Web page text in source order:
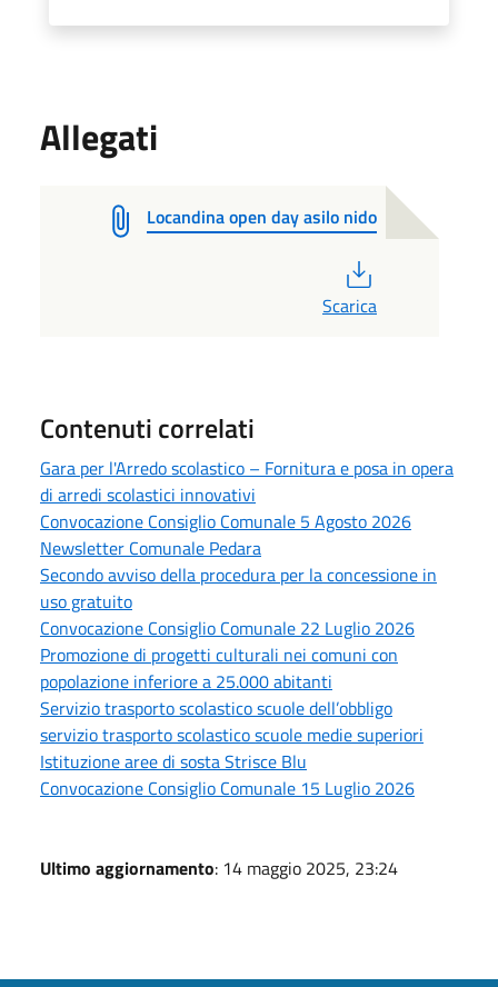
Allegati
Locandina open day asilo nido
Scarica
Contenuti correlati
Gara per l'Arredo scolastico – Fornitura e posa in opera
di arredi scolastici innovativi
Convocazione Consiglio Comunale 5 Agosto 2026
Newsletter Comunale Pedara
Secondo avviso della procedura per la concessione in
uso gratuito
Convocazione Consiglio Comunale 22 Luglio 2026
Promozione di progetti culturali nei comuni con
popolazione inferiore a 25.000 abitanti
Servizio trasporto scolastico scuole dell’obbligo
servizio trasporto scolastico scuole medie superiori
Istituzione aree di sosta Strisce Blu
Convocazione Consiglio Comunale 15 Luglio 2026
Ultimo aggiornamento: 14 maggio 2025, 23:24